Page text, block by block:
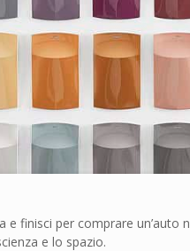
finisci per comprare
e lo spazio.